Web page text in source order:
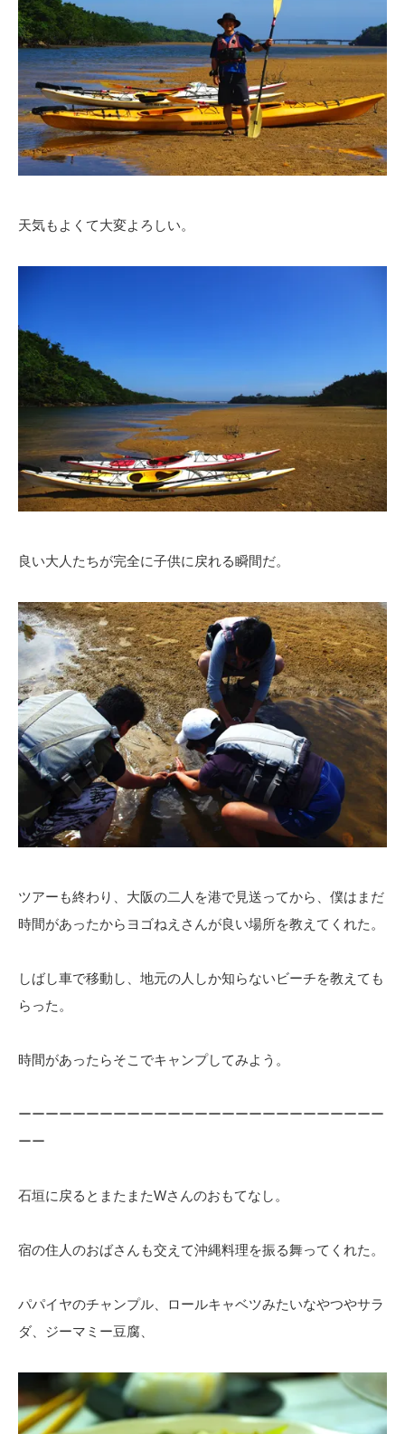
天気もよくて大変よろしい。
良い大人たちが完全に子供に戻れる瞬間だ。
ツアーも終わり、大阪の二人を港で見送ってから、僕はまだ
時間があったからヨゴねえさんが良い場所を教えてくれた。
しばし車で移動し、地元の人しか知らないビーチを教えても
らった。
時間があったらそこでキャンプしてみよう。
ーーーーーーーーーーーーーーーーーーーーーーーーーーー
ーー
石垣に戻るとまたまたWさんのおもてなし。
宿の住人のおばさんも交えて沖縄料理を振る舞ってくれた。
パパイヤのチャンプル、ロールキャベツみたいなやつやサラ
ダ、ジーマミー豆腐、